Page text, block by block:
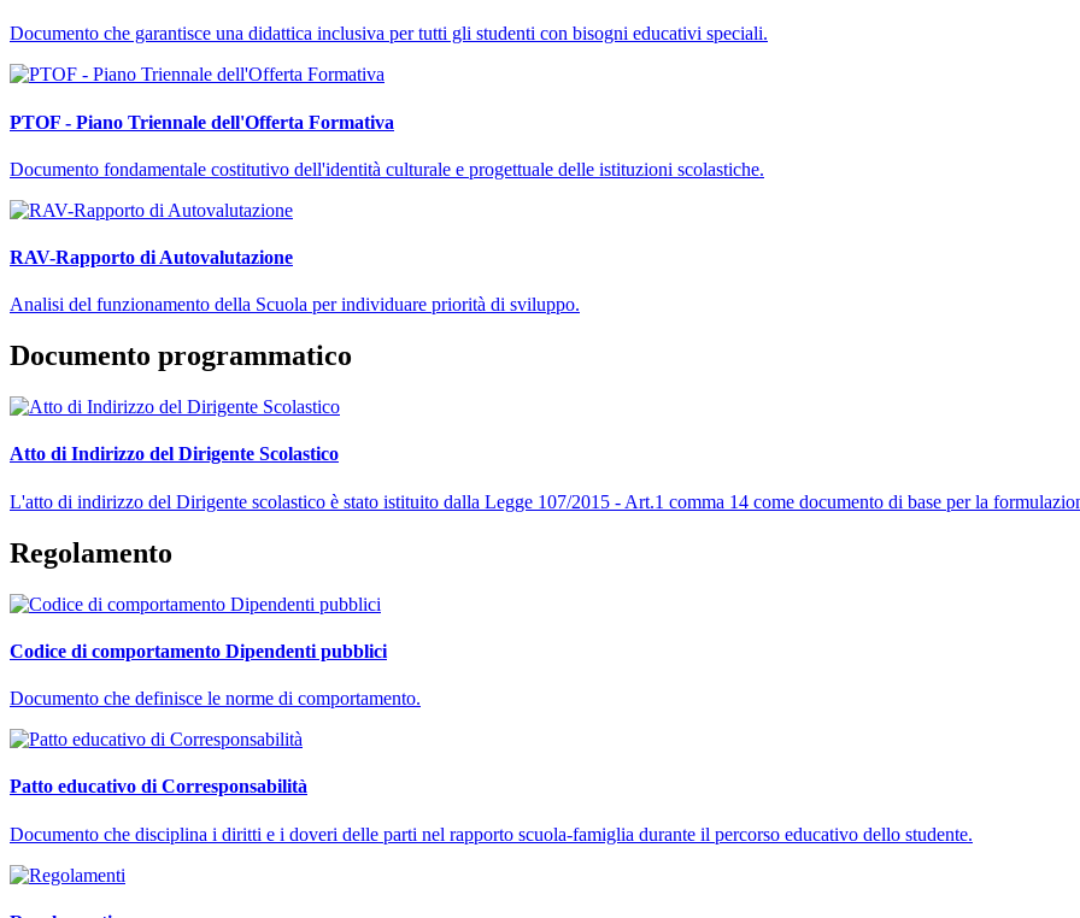
Documento che garantisce una didattica inclusiva per tutti gli studenti con bisogni educativi speciali.
PTOF - Piano Triennale dell'Offerta Formativa
Documento fondamentale costitutivo dell'identità culturale e progettuale delle istituzioni scolastiche.
RAV-Rapporto di Autovalutazione
Analisi del funzionamento della Scuola per individuare priorità di sviluppo.
Documento programmatico
Atto di Indirizzo del Dirigente Scolastico
L'atto di indirizzo del Dirigente scolastico è stato istituito dalla Legge 107/2015 - Art.1 comma 14 come documento di base per la
Regolamento
Codice di comportamento Dipendenti pubblici
Documento che definisce le norme di comportamento.
Patto educativo di Corresponsabilità
Documento che disciplina i diritti e i doveri delle parti nel rapporto scuola-famiglia durante il percorso educativo dello studente.